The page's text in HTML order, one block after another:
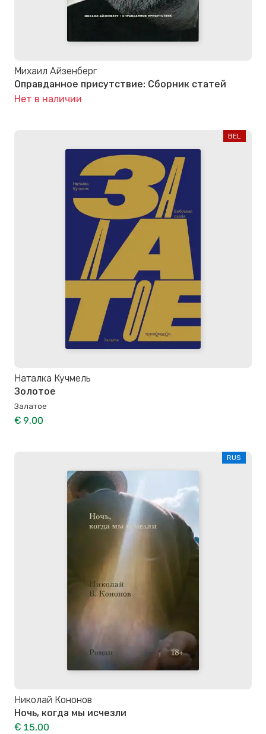
Михаил Айзенберг
Оправданное присутствие: Сборник статей
Нет в наличии
BEL
Наталка Кучмель
Золотое
Залатое
€ 9,00
RUS
Николай Кононов
Ночь, когда мы исчезли
€ 15,00